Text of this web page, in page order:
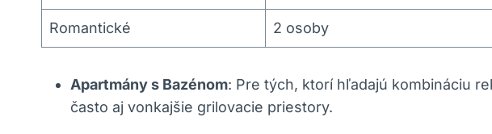
Romantické 2 osoby
Apartmány s Bazénom: Pre tých, ktorí hľadajú kombináciu
často aj vonkajšie grilovacie priestory.